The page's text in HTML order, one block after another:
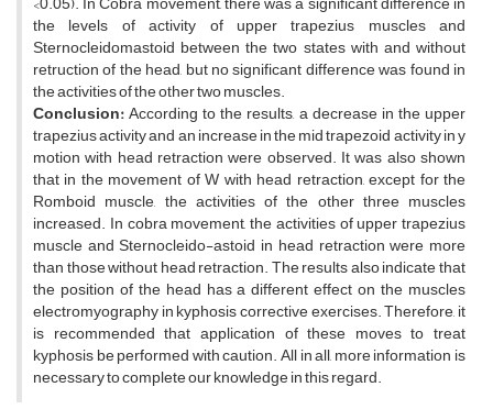
the levels of activity of upper trapezius muscles and
Sternocleidomastoid between the two states with and without
retruction of the head, but no significant difference was found in
the activities of the other two muscles.
Conclusion:According to the results, a decrease in the upper
trapezius activity and an increase in the mid trapezoid activity in y
motion with head retraction were observed. It was also shown
that in the movement of W with head retraction, except for the
Romboid muscle, the activities of the other three muscles
increased. In cobra movement, the activities of upper trapezius
muscle and Sternocleido-astoid in head retraction were more
than those without head retraction. The results also indicate that
the position of the head has a different effect on the muscles
electromyography in kyphosis corrective exercises. Therefore, it
is recommended that application of these moves to treat
kyphosis be performed with caution. All in all, more information is
necessary to complete our knowledge in this regard.